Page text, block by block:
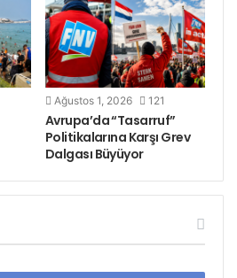
Ağustos 1, 2026 121
Avrupa’da “Tasarruf”
Politikalarına Karşı Grev
Dalgası Büyüyor